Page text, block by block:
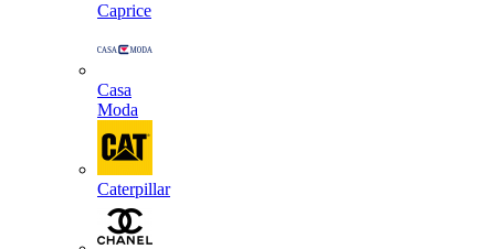
Caprice
Casa
Moda
Caterpillar